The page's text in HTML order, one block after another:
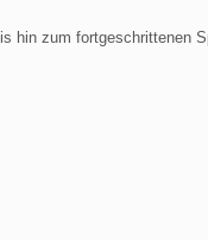
hin zum fortgeschrittenen